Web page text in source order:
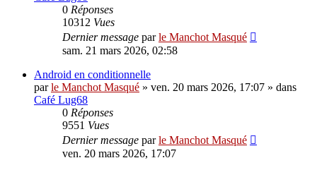
0 Réponses
10312 Vues
Dernier message parle Manchot Masqué
sam. 21 mars 2026, 02:58
Android en conditionnelle
parle Manchot Masqué » ven. 20 mars 2026, 17:07 » dans
Café Lug68
0 Réponses
9551 Vues
Dernier message parle Manchot Masqué
ven. 20 mars 2026, 17:07